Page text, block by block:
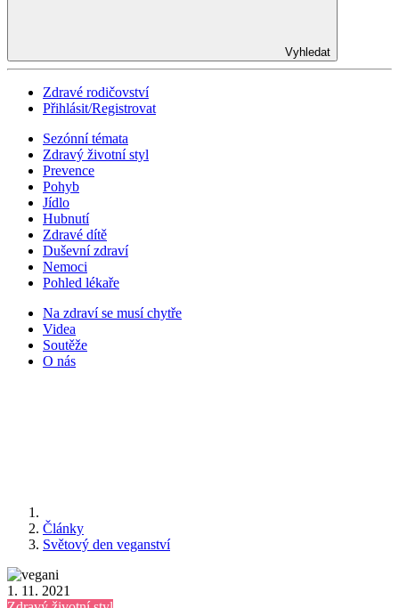
Vyhledat
Zdravé rodičovství
Přihlásit/Registrovat
Sezónní témata
Zdravý životní styl
Prevence
Pohyb
Jídlo
Hubnutí
Zdravé dítě
Duševní zdraví
Nemoci
Pohled lékaře
Na zdraví se musí chytře
Videa
Soutěže
O nás
Články
Světový den veganství
1. 11. 2021